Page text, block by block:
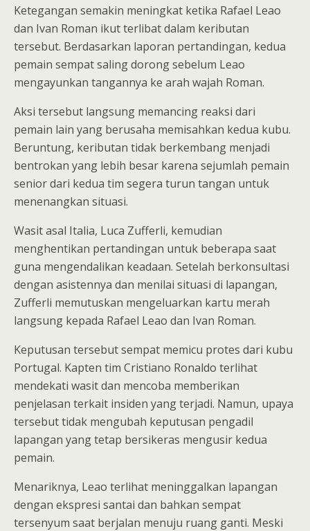
Ketegangan semakin meningkat ketika Rafael Leao
dan Ivan Roman ikut terlibat dalam keributan
tersebut. Berdasarkan laporan pertandingan, kedua
pemain sempat saling dorong sebelum Leao
mengayunkan tangannya ke arah wajah Roman.
Aksi tersebut langsung memancing reaksi dari
pemain lain yang berusaha memisahkan kedua kubu.
Beruntung, keributan tidak berkembang menjadi
bentrokan yang lebih besar karena sejumlah pemain
senior dari kedua tim segera turun tangan untuk
menenangkan situasi.
Wasit asal Italia, Luca Zufferli, kemudian
menghentikan pertandingan untuk beberapa saat
guna mengendalikan keadaan. Setelah berkonsultasi
dengan asistennya dan menilai situasi di lapangan,
Zufferli memutuskan mengeluarkan kartu merah
langsung kepada Rafael Leao dan Ivan Roman.
Keputusan tersebut sempat memicu protes dari kubu
Portugal. Kapten tim Cristiano Ronaldo terlihat
mendekati wasit dan mencoba memberikan
penjelasan terkait insiden yang terjadi. Namun, upaya
tersebut tidak mengubah keputusan pengadil
lapangan yang tetap bersikeras mengusir kedua
pemain.
Menariknya, Leao terlihat meninggalkan lapangan
dengan ekspresi santai dan bahkan sempat
tersenyum saat berjalan menuju ruang ganti. Meski